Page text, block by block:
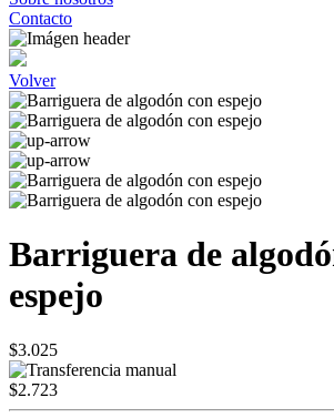
Contacto
Volver
Barriguera de
espejo
$3.025
$2.723